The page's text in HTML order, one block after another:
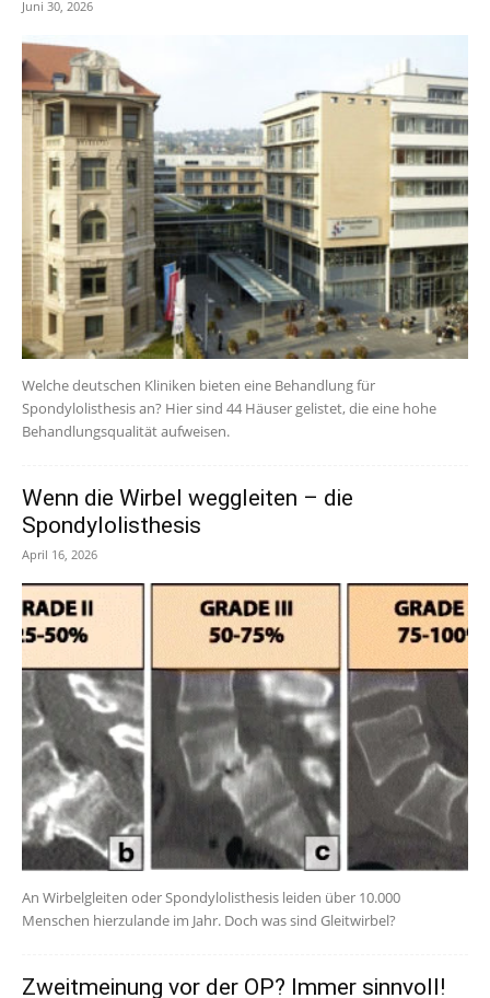
Juni 30, 2026
Welche deutschen Kliniken bieten eine Behandlung für
Spondylolisthesis an? Hier sind 44 Häuser gelistet, die eine hohe
Behandlungsqualität aufweisen.
Wenn die Wirbel weggleiten – die
Spondylolisthesis
April 16, 2026
An Wirbelgleiten oder Spondylolisthesis leiden über 10.000
Menschen hierzulande im Jahr. Doch was sind Gleitwirbel?
Zweitmeinung vor der OP? Immer sinnvoll!